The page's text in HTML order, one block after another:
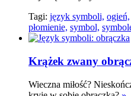
Tagi: język symboli, ogień,
płomienie, symbol,
Krążek zwany
Wieczna miłość?